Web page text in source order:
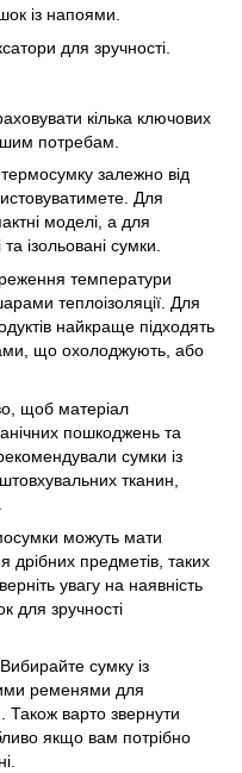
із напоями.
для зручності.
кілька ключових
потребам.
залежно від
Для
моделі, а для
ізольовані сумки.
температури
теплоізоляції. Для
найкраще підходять
що охолоджують, або
щоб матеріал
пошкоджень та
сумки із
тканин,
можуть мати
дрібних предметів, таких
увагу на наявність
для зручності
Вибирайте сумку із
ременями для
Також варто звернути
якщо вам потрібно